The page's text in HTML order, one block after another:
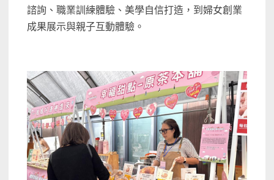
諮詢、職業訓練體驗、美學自信打造，到婦女創業
成果展示與親子互動體驗。